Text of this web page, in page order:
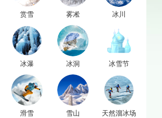
赏雪 雾凇 冰川
冰瀑 冰洞 冰雪节
滑雪 雪山 天然溜冰场